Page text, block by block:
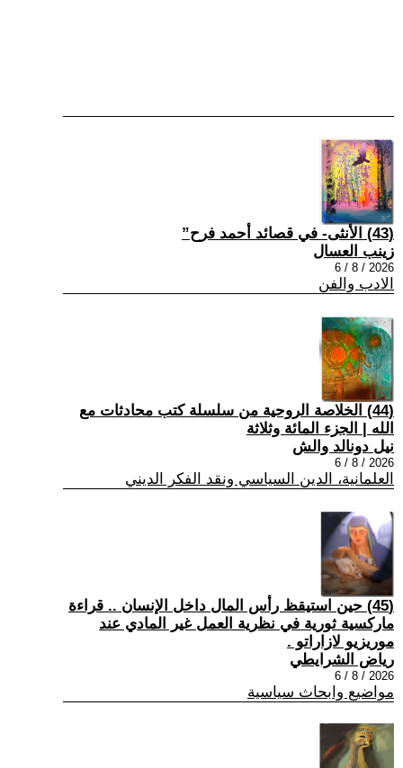
(43) الأنثى- في قصائد أحمد فرح”
زينب العسال
2026 / 8 / 6
الادب والفن
(44) الخلاصة الروحية من سلسلة كتب محادثات مع
الله | الجزء المائة وثلاثة
نيل دونالد والش
2026 / 8 / 6
العلمانية، الدين السياسي ونقد الفكر الديني
(45) حين استيقظ رأس المال داخل الإنسان .. قراءة
ماركسية ثورية في نظرية العمل غير المادي عند
موريزيو لازاراتو .
رياض الشرايطي
2026 / 8 / 6
مواضيع وابحاث سياسية